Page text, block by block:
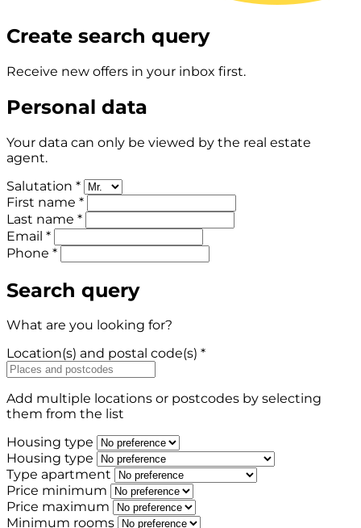
Create search query
Receive new offers in your inbox first.
Personal data
Your data can only be viewed by the real estate
agent.
Salutation *
First name *
Last name *
Email *
Phone *
Search query
What are you looking for?
Location(s) and postal code(s) *
Add multiple locations or postcodes by selecting
them from the list
Housing type
Housing type
Type apartment
Price minimum
Price maximum
Minimum rooms